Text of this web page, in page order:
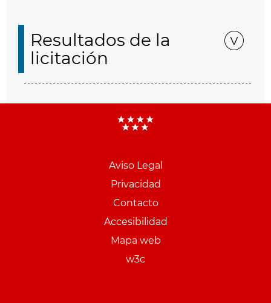
Resultados de la
licitación
Aviso Legal
Privacidad
Contacto
Accesibilidad
Mapa web
w3c